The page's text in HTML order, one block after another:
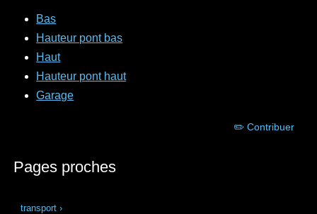
Bas
Hauteur pont bas
Haut
Hauteur pont haut
Garage
✏️ Contribuer
Pages proches
transport ›